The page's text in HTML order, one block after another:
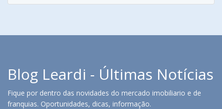
Blog Leardi - Últimas Notícias
Fique por dentro das novidades do mercado imobiliario e de
franquias. Oportunidades, dicas, informação.